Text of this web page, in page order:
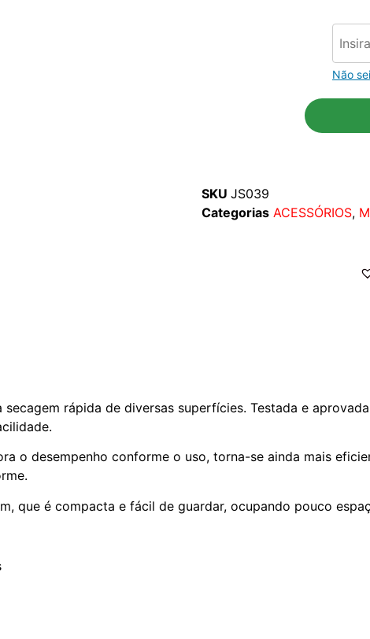
Não
SKU JS039
Categorias ACESSÓRIOS,
rápida de diversas superfícies. Testada e
o desempenho conforme o uso, torna-se ainda mais
que é compacta e fácil de guardar, ocupando pouco